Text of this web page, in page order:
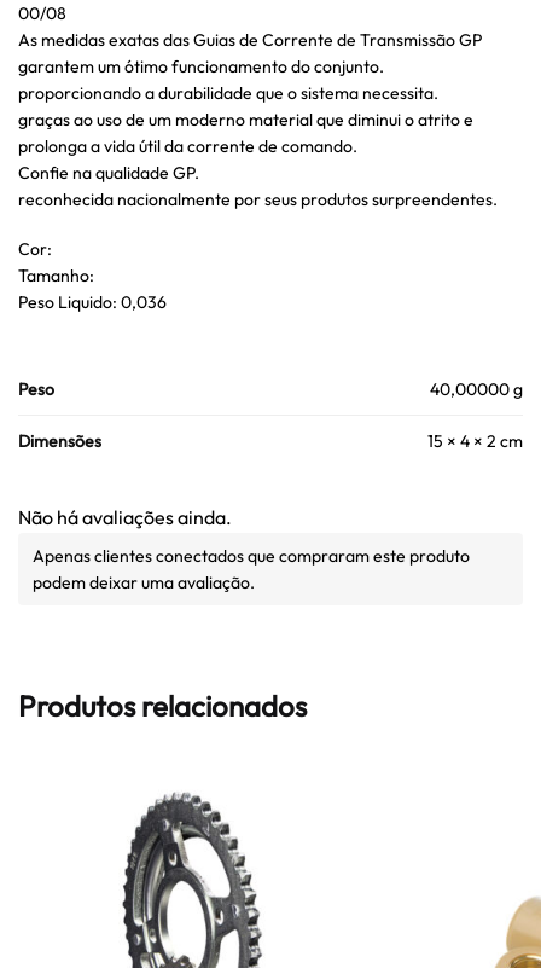
00/08
As medidas exatas das Guias de Corrente de Transmissão GP
garantem um ótimo funcionamento do conjunto.
proporcionando a durabilidade que o sistema necessita.
graças ao uso de um moderno material que diminui o atrito e
prolonga a vida útil da corrente de comando.
Confie na qualidade GP.
reconhecida nacionalmente por seus produtos surpreendentes.
Cor:
Tamanho:
Peso Liquido: 0,036
Peso 40,00000 g
Dimensões 15 × 4 × 2 cm
Não há avaliações ainda.
Apenas clientes conectados que compraram este produto
podem deixar uma avaliação.
Produtos relacionados